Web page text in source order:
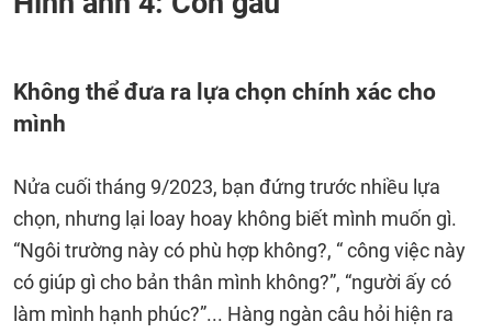
Không thể đưa ra lựa chọn chính xác cho
mình
Nửa cuối tháng 9/2023, bạn đứng trước nhiều lựa
chọn, nhưng lại loay hoay không biết mình muốn gì.
“Ngôi trường này có phù hợp không?, “ công việc này
có giúp gì cho bản thân mình không?”, “người ấy có
làm mình hạnh phúc?”... Hàng ngàn câu hỏi hiện ra